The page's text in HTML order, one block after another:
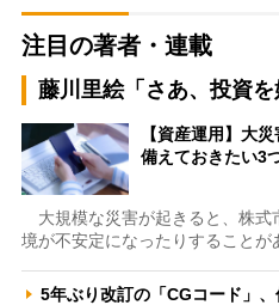
注目の著者・連載
藤川里絵「さあ、投資を
【資産運用】大
備えておきたい3
大規模な災害が起きると、株式
境が不安定になったりすることが
5年ぶり改訂の「CGコード」